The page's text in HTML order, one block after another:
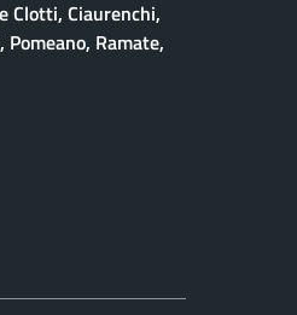
Clotti, Ciaurenchi,
Ramate,